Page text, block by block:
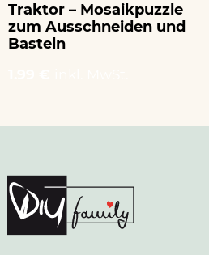
Traktor – Mosaikpuzzle
zum Ausschneiden und
Basteln